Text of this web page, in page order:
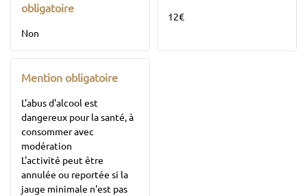
obligatoire
Non
12€
Mention obligatoire
L'abus d'alcool est
dangereux pour la santé, à
consommer avec
modération
L'activité peut être
annulée ou reportée si la
jauge minimale n'est pas